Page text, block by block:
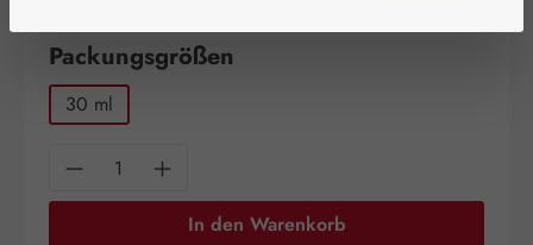
Packungsgrößen
30 ml
Produkt Anzahl: Gib den gewünschten
In den Warenkorb